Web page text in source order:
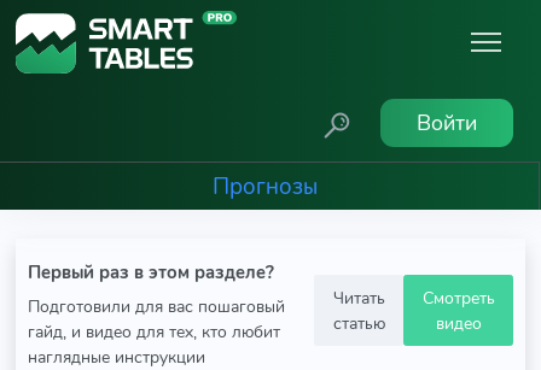
Войти
Прогнозы
Первый раз в этом разделе?
Подготовили для вас пошаговый
гайд, и видео для тех, кто любит
наглядные инструкции
Читать
статью
Смотреть
видео